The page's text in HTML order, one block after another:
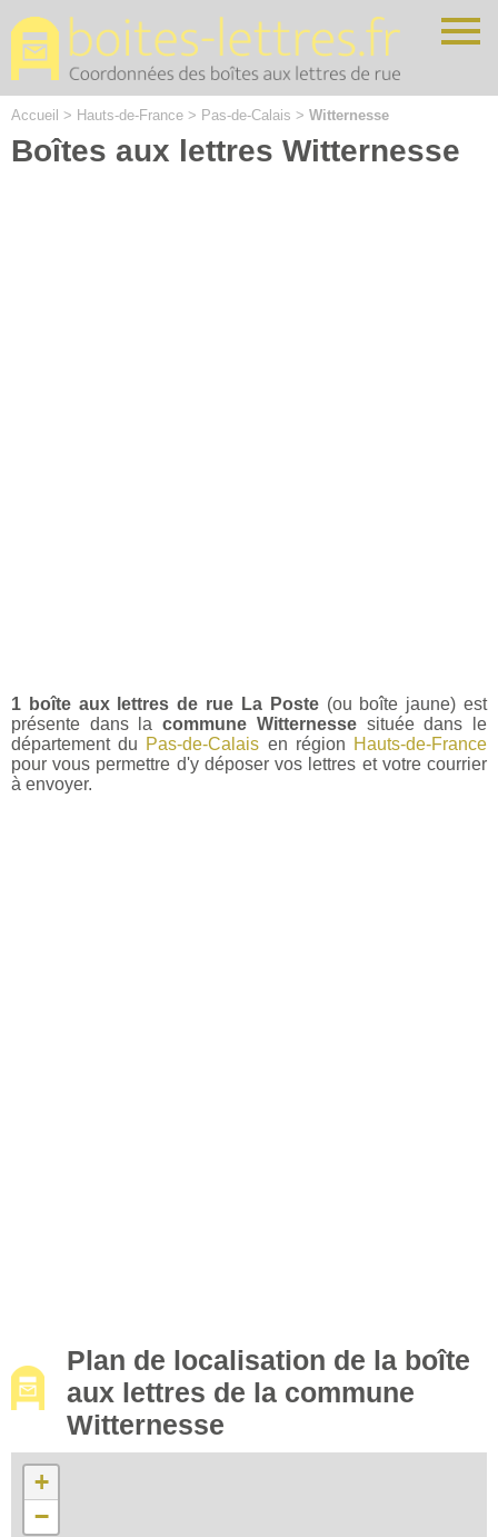
Accueil > Hauts-de-France > Pas-de-Calais > Witternesse
Boîtes aux lettres Witternesse
1 boîte aux lettres de rue La Poste(ou boîte jaune) est
présente dans lacommune Witternessesituée dans le
département du Pas-de-Calais en région Hauts-de-France
pour vous permettre d'y déposer vos lettres et votre courrier
à envoyer.
Plan de localisation de la boîte
aux lettres de la commune
Witternesse
+
−